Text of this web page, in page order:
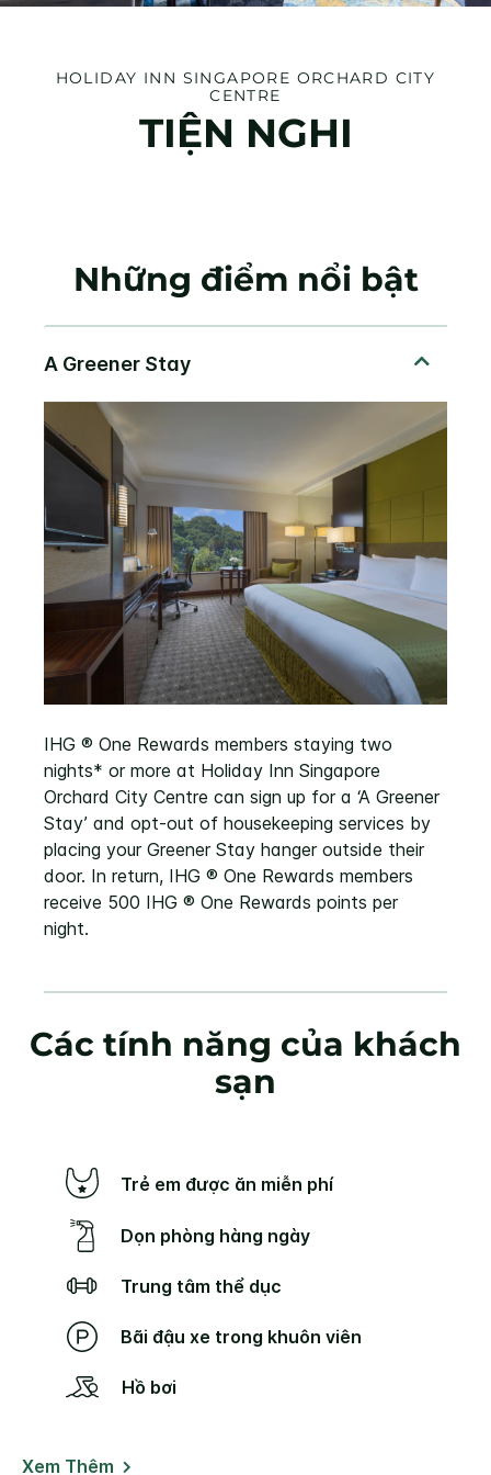
HOLIDAY INN SINGAPORE ORCHARD CITY
CENTRE
TIỆN NGHI
Những điểm nổi bật
IHG ® One Rewards members staying two
nights* or more at Holiday Inn Singapore
Orchard City Centre can sign up for a ‘A Greener
Stay’ and opt-out of housekeeping services by
placing your Greener Stay hanger outside their
door. In return, IHG ® One Rewards members
receive 500 IHG ® One Rewards points per
night.
Các tính năng của khách
sạn
Trẻ em được ăn miễn phí
Dọn phòng hàng ngày
Trung tâm thể dục
Bãi đậu xe trong khuôn viên
Hồ bơi
Xem Thêm